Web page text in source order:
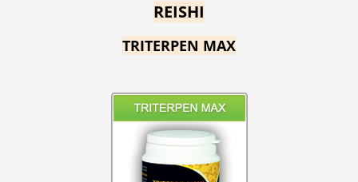
REISHI
TRITERPEN MAX